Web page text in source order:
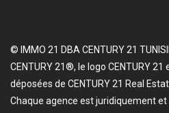
© IMMO 21 DBA CENTURY 21
CENTURY 21®, le logo CENTURY
déposées de CENTURY 21 Real
Chaque agence est juridiquement